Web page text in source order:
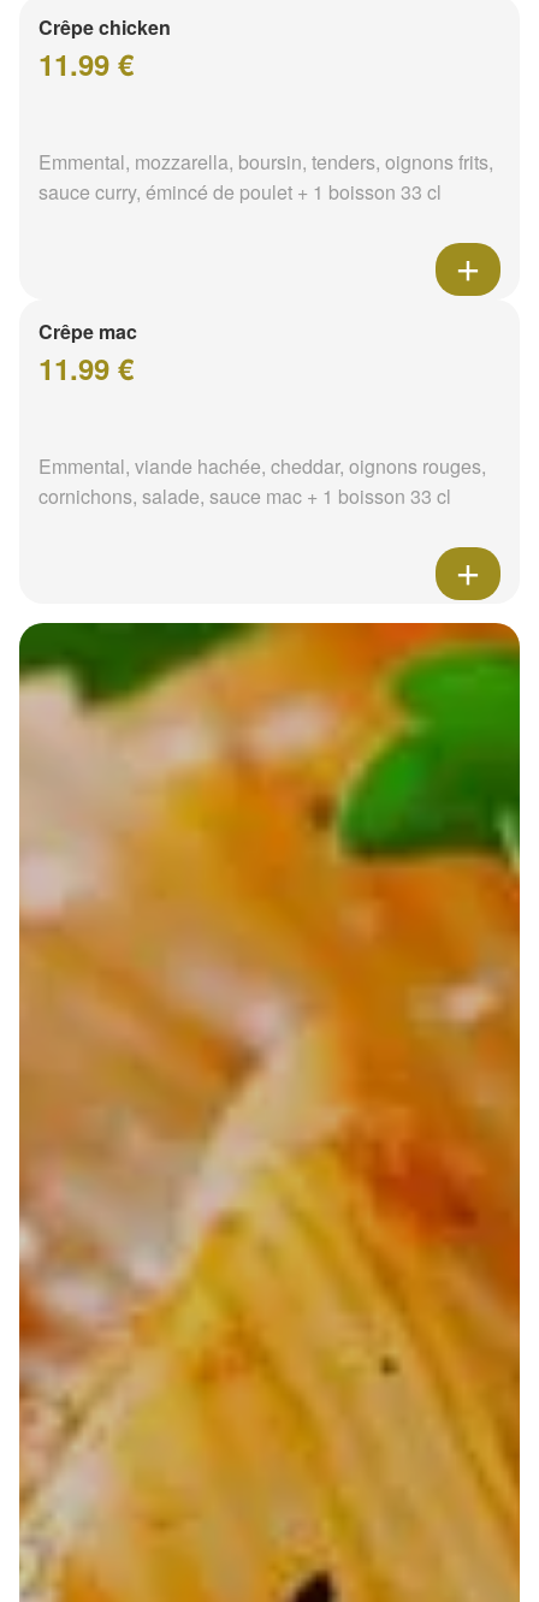
Crêpe chicken
11.99 €
Emmental, mozzarella, boursin, tenders, oignons frits,
sauce curry, émincé de poulet + 1 boisson 33 cl
Crêpe mac
11.99 €
Emmental, viande hachée, cheddar, oignons rouges,
cornichons, salade, sauce mac + 1 boisson 33 cl